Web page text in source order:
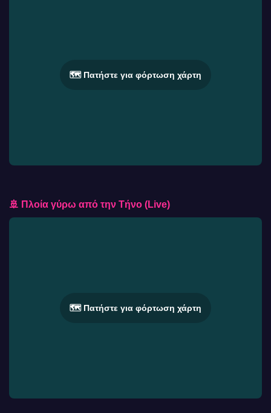
🗺️ Πατήστε για φόρτωση χάρτη
🚢 Πλοία γύρω από την Τήνο (Live)
🗺️ Πατήστε για φόρτωση χάρτη